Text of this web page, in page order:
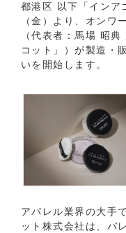
都港区 以下「インア
（金）より、オンワ
（代表者：馬場 昭
コット」）が製造・
いを開始します。
アパレル業界の大手
ット株式会社は、バ